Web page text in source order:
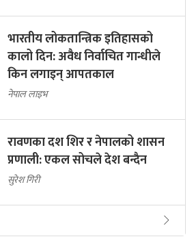
भारतीय लोकतान्त्रिक इतिहासको
कालो दिन: अवैध निर्वाचित गान्धीले
किन लगाइन् आपतकाल
नेपाल लाइभ
रावणका दश शिर र नेपालको शासन
प्रणाली: एकल सोचले देश बन्दैन
सुरेश गिरी